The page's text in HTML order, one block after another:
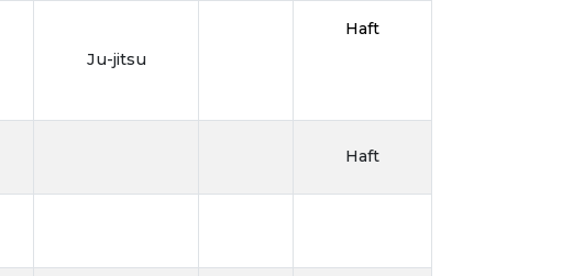
Ju-jitsu
Haft
Haft